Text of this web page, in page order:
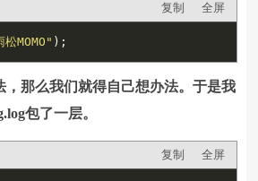
复制 全屏
松MOMO" );
，那么我们就得自己想办法。于是我
包了一层。
复制 全屏